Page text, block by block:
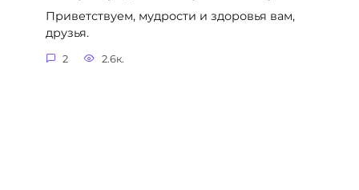
Приветствуем, мудрости и здоровья вам,
друзья.
2 2.6к.